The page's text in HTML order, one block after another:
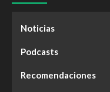
Noticias
Podcasts
Recomendaciones